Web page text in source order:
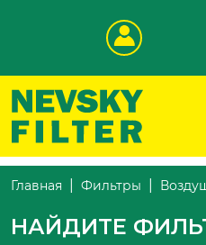
Главная Фильтры
НАЙДИТЕ